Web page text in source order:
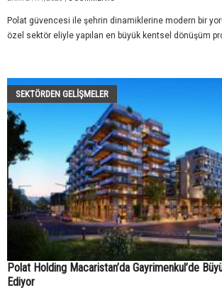
Polat güvencesi ile şehrin dinamiklerine modern bir
özel sektör eliyle yapılan en büyük kentsel dönüşüm
SEKTÖRDEN GELIŞMELER
Polat Holding Macaristan’da Gayrimenkul’de
Ediyor